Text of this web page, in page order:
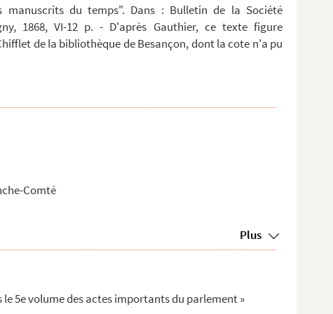
du temps". Dans : Bulletin de la Société
1868, VI-12 p. - D'après Gauthier, ce texte figure
de la bibliothèque de Besançon, dont la cote n'a pu
Comté
Plus
le 5e volume des actes importants du parlement »